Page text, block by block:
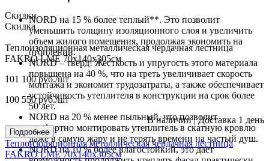
NORD на 15 % более теплый**. Это позволит
уменьшить толщину изоляционного слоя и увеличить
объем жилого помещения, продолжая экономить на
отоплении.
NORD – твёрд! Жесткость и упругость этого материала
повышена на 40 %, что на треть увеличивает скорость
монтажа и экономит трудозатраты, а также обеспечивает
устойчивость утеплителя в конструкции на срок более
50 лет.
NORD на 20 % менее пыльный, что позволит
комфортно монтировать утеплитель в скатную кровлю
даже в самую жару и не терять времени на частый душ.
NORD на 10 % более влагостойкий, это дает
Скидки
Скидка
Теплоизоляционная металлическая чердачная лестница
FAKRO LME 70х140х305см
101 100руб./шт
100 550руб./шт
В наличии|Доставка 1 день
Подробнее
Теплоизоляционная металлическая чердачная лестница
FAKRO LME 70х140х305см